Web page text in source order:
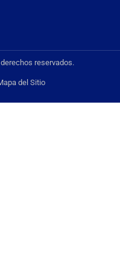
reservados.
del Sitio